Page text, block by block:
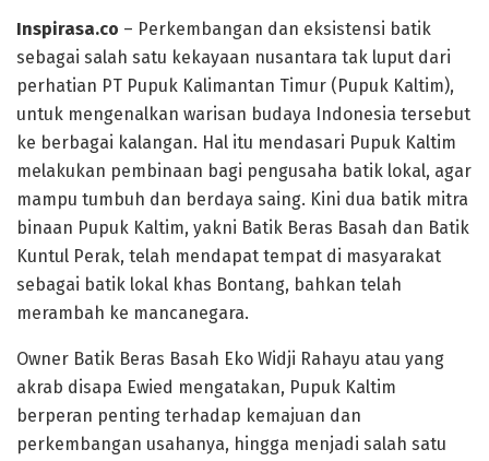
Inspirasa.co – Perkembangan dan eksistensi batik
sebagai salah satu kekayaan nusantara tak luput dari
perhatian PT Pupuk Kalimantan Timur (Pupuk Kaltim),
untuk mengenalkan warisan budaya Indonesia tersebut
ke berbagai kalangan. Hal itu mendasari Pupuk Kaltim
melakukan pembinaan bagi pengusaha batik lokal, agar
mampu tumbuh dan berdaya saing. Kini dua batik mitra
binaan Pupuk Kaltim, yakni Batik Beras Basah dan Batik
Kuntul Perak, telah mendapat tempat di masyarakat
sebagai batik lokal khas Bontang, bahkan telah
merambah ke mancanegara.
Owner Batik Beras Basah Eko Widji Rahayu atau yang
akrab disapa Ewied mengatakan, Pupuk Kaltim
berperan penting terhadap kemajuan dan
perkembangan usahanya, hingga menjadi salah satu